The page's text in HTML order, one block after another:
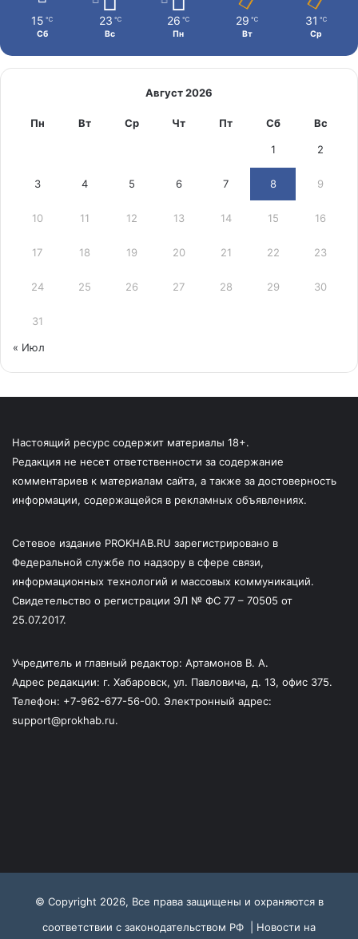
15 ℃
Сб
23 ℃
Вс
26 ℃
Пн
29 ℃
Вт
31 ℃
Ср
Август 2026
Пн Вт Ср Чт Пт Сб Вс
1 2
3 4 5 6 7 8 9
10 11 12 13 14 15 16
17 18 19 20 21 22 23
24 25 26 27 28 29 30
31
« Июл
Настоящий ресурс содержит материалы 18+.
Редакция не несет ответственности за содержание
комментариев к материалам сайта, а также за достоверность
информации, содержащейся в рекламных объявлениях.
Сетевое издание PROKHAB.RU зарегистрировано в
Федеральной службе по надзору в сфере связи,
информационных технологий и массовых коммуникаций.
Свидетельство о регистрации ЭЛ № ФС 77 – 70505 от
25.07.2017.
Учредитель и главный редактор: Артамонов В. А.
Адрес редакции: г. Хабаровск, ул. Павловича, д. 13, офис 375.
Телефон: +7-962-677-56-00. Электронный адрес:
support@prokhab.ru.
© Copyright 2026, Все права защищены и охраняются в
соответствии с законодательством РФ | Новости на